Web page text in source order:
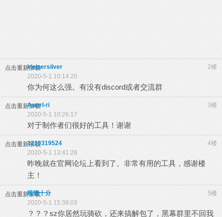
点击重新加载 2楼
kleinersilver
2020-5-1 10:14:20
你为何这么强。有没有discord或者交流群
点击重新加载 3楼
Aworl-ri
2020-5-1 10:26:17
对于制作者们很好的工具！谢谢
点击重新加载 4楼
1210319524
2020-5-1 13:41:28
昨晚就在官网论坛上看到了。非常有用的工具，感谢楼
主！
点击重新加载 5楼
暗暗十分
2020-5-1 15:38:03
？？？sz你居然玩骑砍，还来搞解包了，黑幕群里不回我